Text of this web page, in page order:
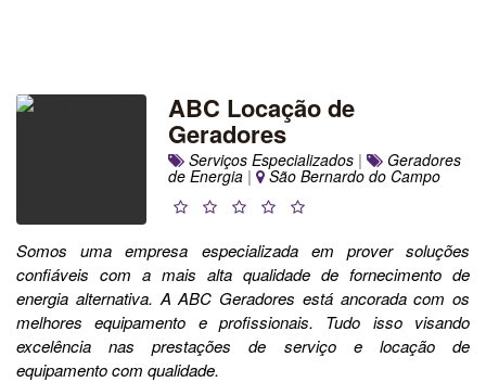
ABC Locação de
Geradores
Serviços Especializados | Geradores
de Energia | São Bernardo do Campo
Somos uma empresa especializada em prover soluções
confiáveis com a mais alta qualidade de fornecimento de
energia alternativa. A ABC Geradores está ancorada com os
melhores equipamento e profissionais. Tudo isso visando
excelência nas prestações de serviço e locação de
equipamento com qualidade.